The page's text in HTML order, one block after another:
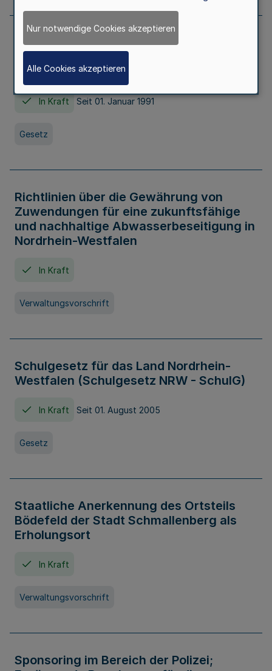
Erstes Gesetz zur Ausführung des
Kinder- und Jugendhilfegesetzes - AG -
KJHG -
In Kraft Seit 01. Januar 1991
Gesetz
Richtlinien über die Gewährung von
Zuwendungen für eine zukunftsfähige
und nachhaltige Abwasserbeseitigung in
Nordrhein-Westfalen
In Kraft
Verwaltungsvorschrift
Schulgesetz für das Land Nordrhein-
Westfalen (Schulgesetz NRW - SchulG)
In Kraft Seit 01. August 2005
Gesetz
Staatliche Anerkennung des Ortsteils
Bödefeld der Stadt Schmallenberg als
Erholungsort
In Kraft
Verwaltungsvorschrift
Sponsoring im Bereich der Polizei;
Nur notwendige Cookies akzeptieren
Alle Cookies akzeptieren